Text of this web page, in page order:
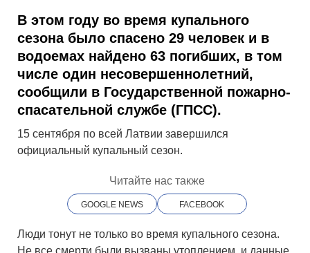
В этом году во время купального
сезона было спасено 29 человек и в
водоемах найдено 63 погибших, в том
числе один несовершеннолетний,
сообщили в Государственной пожарно-
спасательной службе (ГПСС).
15 сентября по всей Латвии завершился
официальный купальный сезон.
Читайте нас также
GOOGLE NEWS FACEBOOK
Люди тонут не только во время купального сезона.
Не все смерти были вызваны утоплением, и данные